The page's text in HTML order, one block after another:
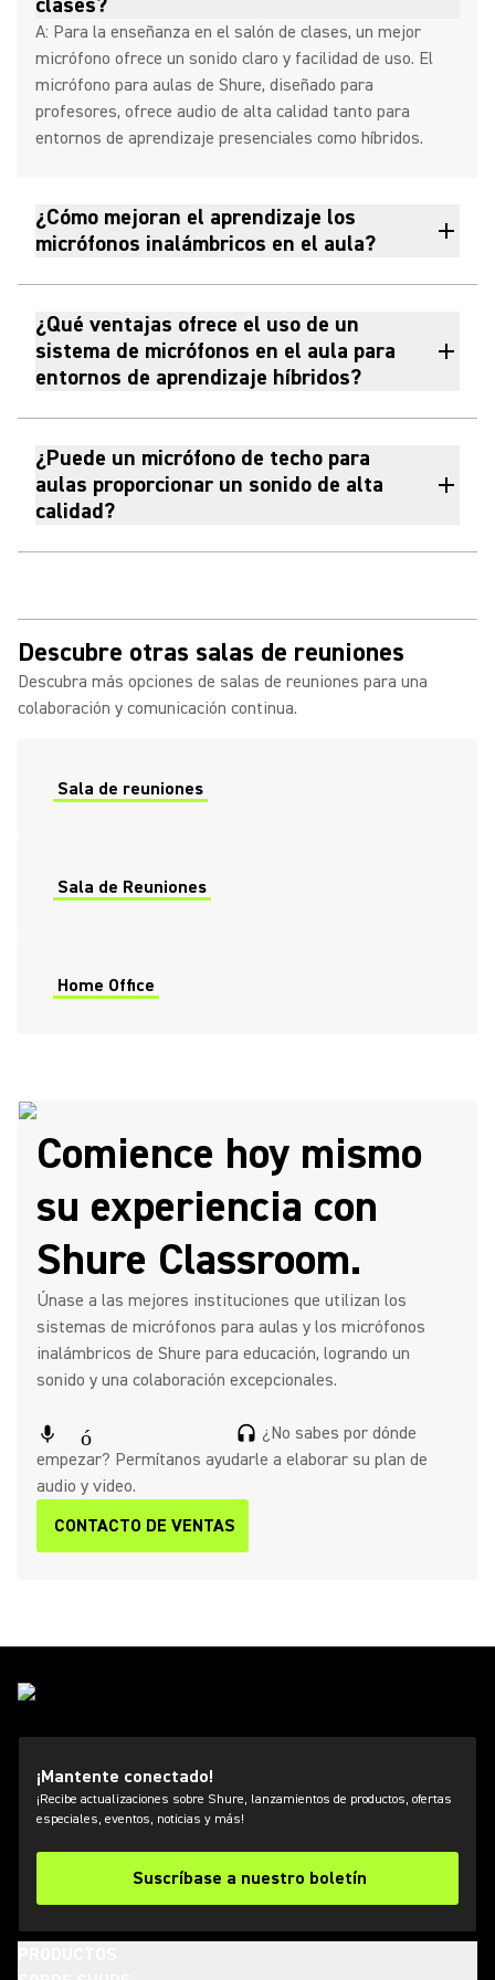
A: Para la enseñanza en el salón de clases, un mejor
micrófono ofrece un sonido claro y facilidad de uso. El
micrófono para aulas de Shure, diseñado para
profesores, ofrece audio de alta calidad tanto para
entornos de aprendizaje presenciales como híbridos.
¿Cómo mejoran el aprendizaje los
micrófonos inalámbricos en el aula?
¿Qué ventajas ofrece el uso de un
sistema de micrófonos en el aula para
entornos de aprendizaje híbridos?
¿Puede un micrófono de techo para
aulas proporcionar un sonido de alta
calidad?
Descubre otras salas de reuniones
Descubra más opciones de salas de reuniones para una
colaboración y comunicación continua.
Sala de reuniones
Sala de Reuniones
Home Office
Comience hoy mismo
su experiencia con
Shure Classroom.
Únase a las mejores instituciones que utilizan los
sistemas de micrófonos para aulas y los micrófonos
inalámbricos de Shure para educación, logrando un
sonido y una colaboración excepcionales.
micrófono de headset ¿No sabes por dónde
empezar? Permítanos ayudarle a elaborar su plan de
audio y video.
CONTACTO DE VENTAS
¡Mantente conectado!
¡Recibe actualizaciones sobre Shure, lanzamientos de productos, ofertas
especiales, eventos, noticias y más!
Suscríbase a nuestro boletín